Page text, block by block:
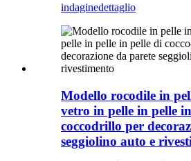
indaginedettaglio
Modello rocodile in
vetro in pelle in pelle
coccodrillo per
seggiolino auto e